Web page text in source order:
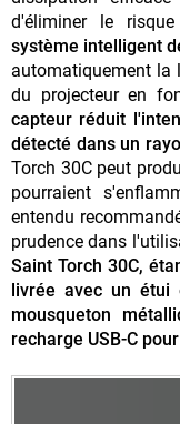
d'éliminer le
système intelligent
automatiquement la
du projecteur en
capteur réduit
détecté dans un
Torch 30C peut
pourraient
entendu
prudence dans
Saint Torch 30C,
livrée avec un
mousqueton
recharge USB-C